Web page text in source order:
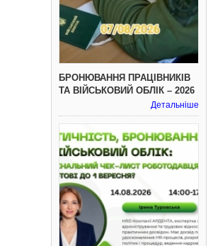
БРОНЮВАННЯ ПРАЦІВНИКІВ
ТА ВІЙСЬКОВИЙ ОБЛІК – 2026
Детальніше